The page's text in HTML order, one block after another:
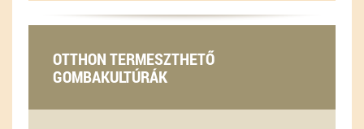
OTTHON TERMESZTHETŐ
GOMBAKULTÚRÁK